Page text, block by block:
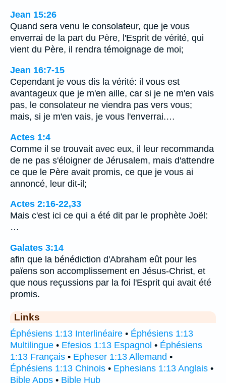
Jean 15:26
Quand sera venu le consolateur, que je vous
enverrai de la part du Père, l'Esprit de vérité, qui
vient du Père, il rendra témoignage de moi;
Jean 16:7-15
Cependant je vous dis la vérité: il vous est
avantageux que je m'en aille, car si je ne m'en vais
pas, le consolateur ne viendra pas vers vous;
mais, si je m'en vais, je vous l'enverrai.…
Actes 1:4
Comme il se trouvait avec eux, il leur recommanda
de ne pas s'éloigner de Jérusalem, mais d'attendre
ce que le Père avait promis, ce que je vous ai
annoncé, leur dit-il;
Actes 2:16-22,33
Mais c'est ici ce qui a été dit par le prophète Joël:
…
Galates 3:14
afin que la bénédiction d'Abraham eût pour les
païens son accomplissement en Jésus-Christ, et
que nous reçussions par la foi l'Esprit qui avait été
promis.
Links
Éphésiens 1:13 Interlinéaire • Éphésiens 1:13
Multilingue • Efesios 1:13 Espagnol • Éphésiens
1:13 Français • Epheser 1:13 Allemand •
Éphésiens 1:13 Chinois • Ephesians 1:13 Anglais •
Bible Apps • Bible Hub